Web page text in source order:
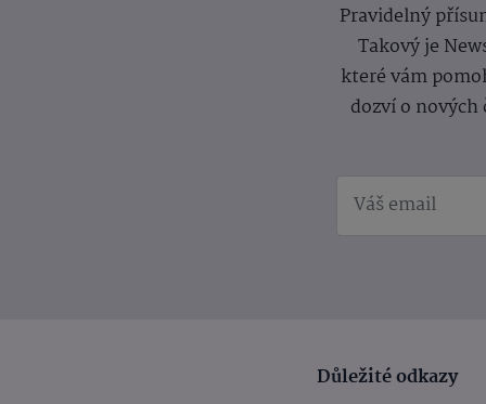
Pravidelný
Takový je
které vám
dozví o
Důležité odkazy